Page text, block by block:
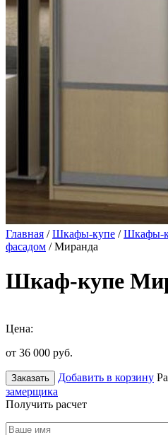
Главная /Шкафы-купе /Шкафы-
фасадом / Миранда
Шкаф-купе
Цена:
от 36 000 руб.
Заказать Добавить в корзину
замерщика
Получить расчет